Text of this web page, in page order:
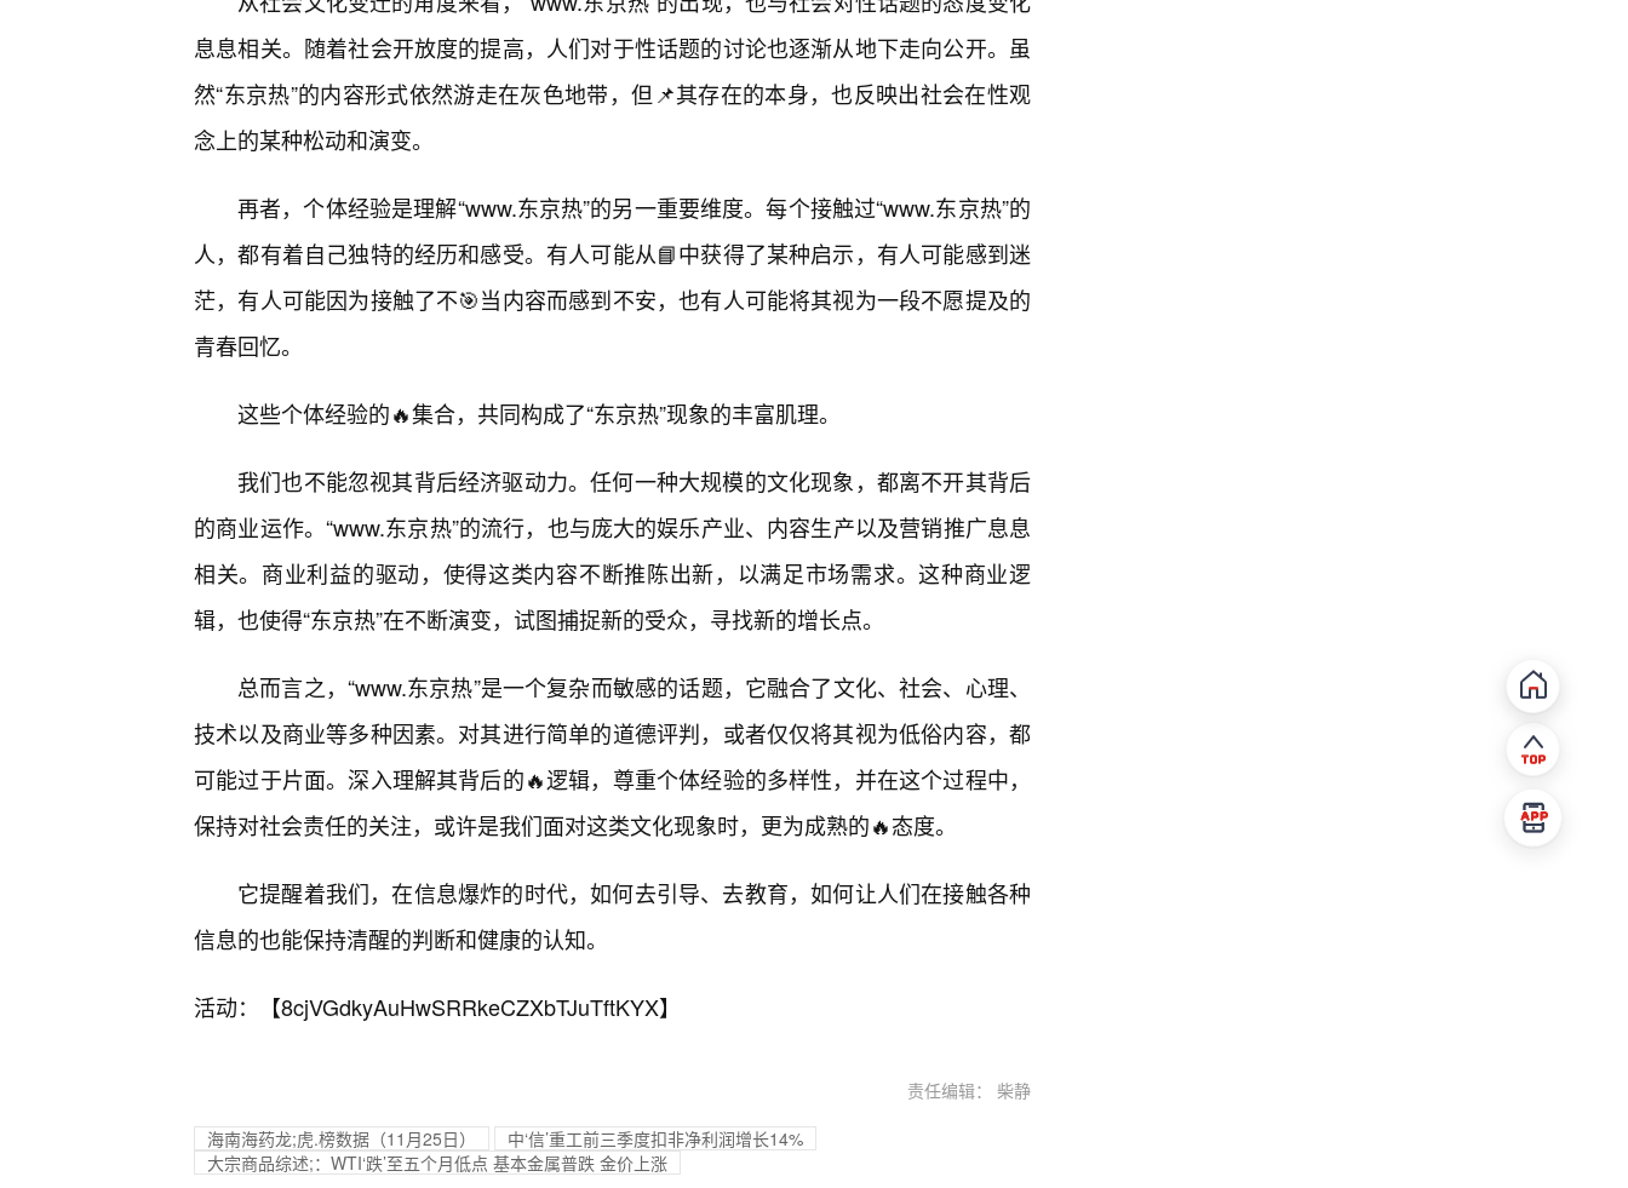
息息相关。随着社会开放度的提高，人们对于性话题的讨论也逐渐从地下走向公开。虽
然“东京热”的内容形式依然游走在灰色地带，但📌其存在的本身，也反映出社会在性观
念上的某种松动和演变。
再者，个体经验是理解“www.东京热”的另一重要维度。每个接触过“www.东京热”的
人，都有着自己独特的经历和感受。有人可能从📘中获得了某种启示，有人可能感到迷
茫，有人可能因为接触了不🎯当内容而感到不安，也有人可能将其视为一段不愿提及的
青春回忆。
这些个体经验的🔥集合，共同构成了“东京热”现象的丰富肌理。
我们也不能忽视其背后经济驱动力。任何一种大规模的文化现象，都离不开其背后
的商业运作。“www.东京热”的流行，也与庞大的娱乐产业、内容生产以及营销推广息息
相关。商业利益的驱动，使得这类内容不断推陈出新，以满足市场需求。这种商业逻
辑，也使得“东京热”在不断演变，试图捕捉新的受众，寻找新的增长点。
总而言之，“www.东京热”是一个复杂而敏感的话题，它融合了文化、社会、心理、
技术以及商业等多种因素。对其进行简单的道德评判，或者仅仅将其视为低俗内容，都
可能过于片面。深入理解其背后的🔥逻辑，尊重个体经验的多样性，并在这个过程中，
保持对社会责任的关注，或许是我们面对这类文化现象时，更为成熟的🔥态度。
它提醒着我们，在信息爆炸的时代，如何去引导、去教育，如何让人们在接触各种
信息的也能保持清醒的判断和健康的认知。
活动：【8cjVGdkyAuHwSRRkeCZXbTJuTftKYX】
责任编辑： 柴静
海南海药龙;虎.榜数据（11月25日）
中‘信’重工前三季度扣非净利润增长14%
大宗商品综述;：WTI‘跌’至五个月低点 基本金属普跌 金价上涨